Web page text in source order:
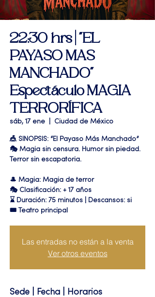
22:30 hrs | "EL
PAYASO MAS
MANCHADO"
Espectáculo MAGIA
TERRORÍFICA
sáb, 17 ene Ciudad de México
🎪 SINOPSIS: “El Payaso Más Manchado”
🎭 Magia sin censura. Humor sin piedad.
Terror sin escapatoria.
🎩 Magia: Magia de terror
🎭 Clasificación: + 17 años
⌛ Duración: 75 minutos | Descansos: si
🎟 Teatro principal
Las entradas no están a la venta
Ver otros eventos
Sede | Fecha | Horarios